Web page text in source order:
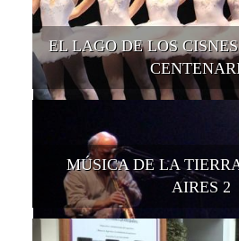
EL LAGO DE LOS
MÚSICA DE LA
AIRES 2